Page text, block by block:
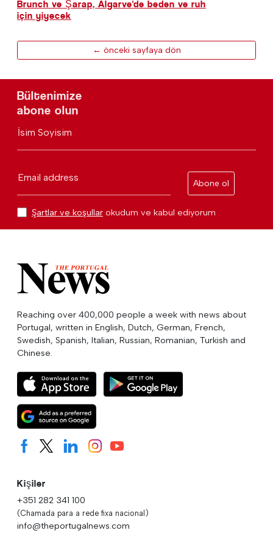
Brunch ve Şarap, Algarve'de beden ve ruh
için yiyecek
← önceki sayfaya dön
Bültenimize
abone olun
İsim Soyisim
Email address
Abone ol
Şartlar ve koşullar okudum ve kabul ediyorum
Reaching over 400,000 people a week with news about
Portugal, written in English, Dutch, German, French,
Swedish, Spanish, Italian, Russian, Romanian, Turkish and
Chinese.
Kişiler
+351 282 341 100
(Chamada para a rede fixa nacional)
info@theportugalnews.com